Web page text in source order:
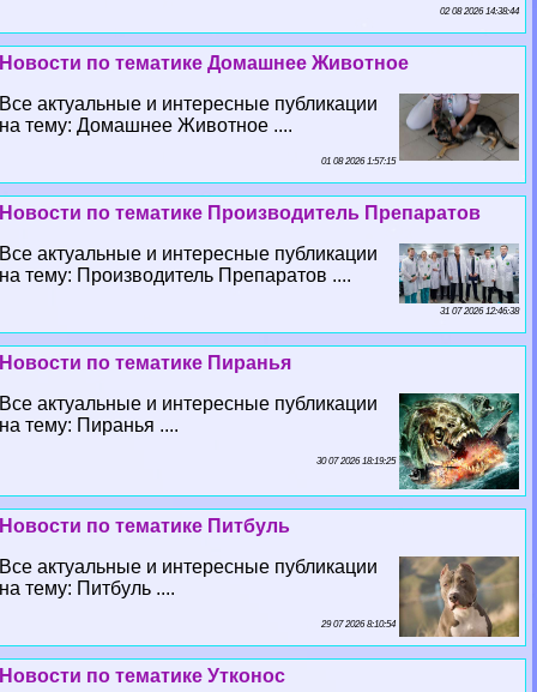
02 08 2026 14:38:44
Новости по тематике Домашнее Животное
Все актуальные и интересные публикации
на тему: Домашнее Животное ....
01 08 2026 1:57:15
Новости по тематике Производитель Препаратов
Все актуальные и интересные публикации
на тему: Производитель Препаратов ....
31 07 2026 12:46:38
Новости по тематике Пиранья
Все актуальные и интересные публикации
на тему: Пиранья ....
30 07 2026 18:19:25
Новости по тематике Питбуль
Все актуальные и интересные публикации
на тему: Питбуль ....
29 07 2026 8:10:54
Новости по тематике Утконос